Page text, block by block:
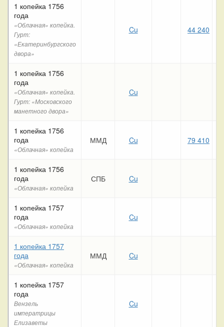
1 копейка 1756
года
«Облачная» копейка.
Гурт:
«Екатеринбургского
двора»
Cu 44 240
1 копейка 1756
года
«Облачная» копейка.
Гурт: «Московского
манетного двора»
Cu
1 копейка 1756
года
«Облачная» копейка
ММД Cu 79 410
1 копейка 1756
года
«Облачная» копейка
СПБ Cu
1 копейка 1757
года
«Облачная» копейка
Cu
1 копейка 1757
года
«Облачная» копейка
ММД Cu
1 копейка 1757
года
Вензель
императрицы
Елизаветы
Cu